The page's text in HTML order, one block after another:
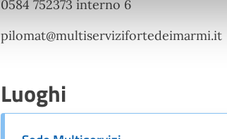
0584 752373 interno 6
pilomat@multiservizifortedeimarmi.it
Luoghi